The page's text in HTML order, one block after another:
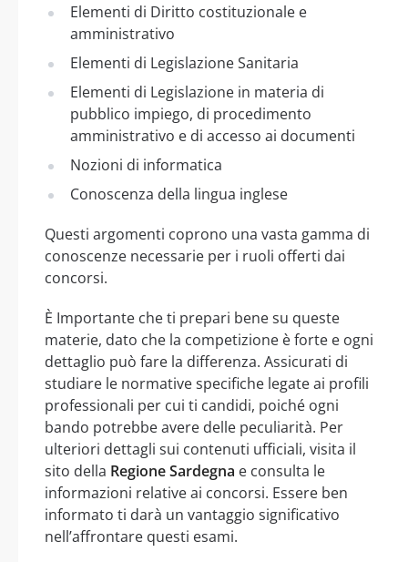
Elementi di Diritto costituzionale e
amministrativo
Elementi di Legislazione Sanitaria
Elementi di Legislazione in materia di
pubblico impiego, di procedimento
amministrativo e di accesso ai documenti
Nozioni di informatica
Conoscenza della lingua inglese
Questi argomenti coprono una vasta gamma di
conoscenze necessarie per i ruoli offerti dai
concorsi.
È Importante che ti prepari bene su queste
materie, dato che la competizione è forte e ogni
dettaglio può fare la differenza. Assicurati di
studiare le normative specifiche legate ai profili
professionali per cui ti candidi, poiché ogni
bando potrebbe avere delle peculiarità. Per
ulteriori dettagli sui contenuti ufficiali, visita il
sito della Regione Sardegna e consulta le
informazioni relative ai concorsi. Essere ben
informato ti darà un vantaggio significativo
nell’affrontare questi esami.